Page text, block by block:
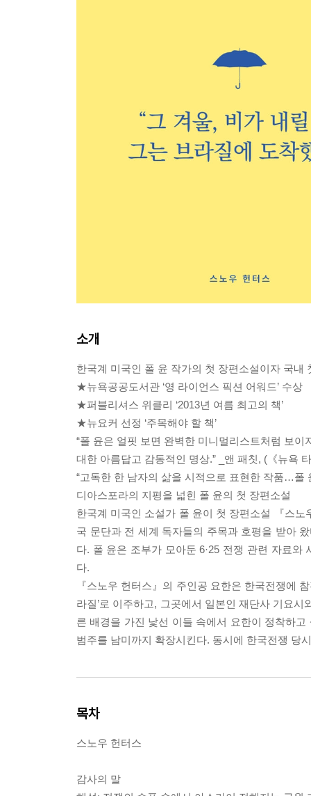
소개
한국계 미국인 폴 윤 작가의 첫 장편소설이자 국내
★뉴욕공공도서관 ‘영 라이언스 픽션 어워드’ 수상
★퍼블리셔스 위클리 ‘2013년 여름 최고의 책’
★뉴요커 선정 ‘주목해야 할 책’
“폴 윤은 얼핏 보면 완벽한 미니멀리스트처럼 보
대한 아름답고 감동적인 명상.” _앤 패칫, (《뉴욕
“고독한 한 남자의 삶을 시적으로 표현한 작품…폴
디아스포라의 지평을 넓힌 폴 윤의 첫 장편소설
한국계 미국인 소설가 폴 윤이 첫 장편소설 『스
국 문단과 전 세계 독자들의 주목과 호평을 받아
다. 폴 윤은 조부가 모아둔 6·25 전쟁 관련 자료
다.
『스노우 헌터스』의 주인공 요한은 한국전쟁에
라질’로 이주하고, 그곳에서 일본인 재단사 기요
른 배경을 가진 낯선 이들 속에서 요한이 정착하
범주를 남미까지 확장시킨다. 동시에 한국전쟁 당
목차
스노우 헌터스
감사의 말